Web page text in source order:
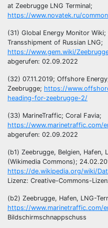
at Zeebrugge LNG Terminal;
https://www.novatek.ru/
(31) Global Energy Monitor Wiki;
Transshipment of Russian LNG;
https://www.gem.wiki/
abgerufen: 02.09.2022
(32) 07.11.2019; Offshore
Zeebrugge; https://
heading-for-zeebrugge-2/
(33) MarineTraffic; Coral Favia;
https://www.marinetraffic.com/
abgerufen: 02.09.2022
(b1) Zeebrugge, Belgien, Hafen,
(Wikimedia Commons);
https://de.wikipedia.org/wiki/
Lizenz: Creative-Commons-
(b2) Zeebrugge, Hafen, LNG-
https://www.marinetraffic.com/
Bildschirmschnappschuss